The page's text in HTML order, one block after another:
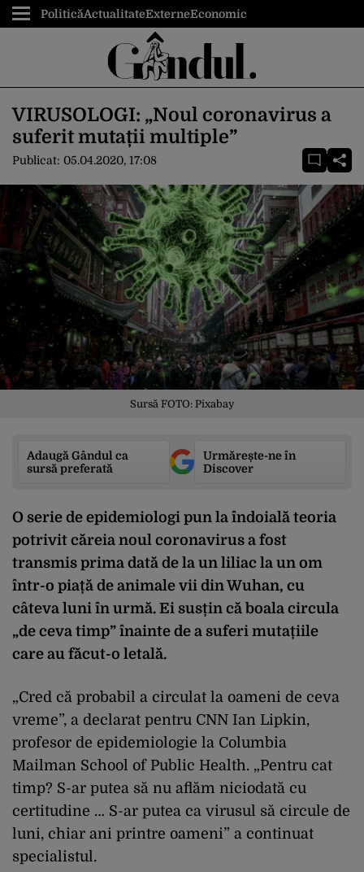
PoliticăActualitateExterneEconomic
VIRUSOLOGI: „Noul coronavirus a
suferit mutații multiple”
Publicat: 05.04.2020, 17:08
Sursă FOTO: Pixabay
Adaugă Gândul ca
sursă preferată
Urmărește-ne în
Discover
O serie de epidemiologi pun la îndoială teoria
potrivit căreia noul coronavirus a fost
transmis prima dată de la un liliac la un om
într-o piață de animale vii din Wuhan, cu
câteva luni în urmă. Ei susțin că boala circula
„de ceva timp” înainte de a suferi mutațiile
care au făcut-o letală. ​
„Cred că probabil a circulat la oameni de ceva
vreme”, a declarat pentru CNN Ian Lipkin,
profesor de epidemiologie la Columbia
Mailman School of Public Health. „Pentru cat
timp? S-ar putea să nu aflăm niciodată cu
certitudine … S-ar putea ca virusul să circule de
luni, chiar ani printre oameni” a continuat
specialistul.